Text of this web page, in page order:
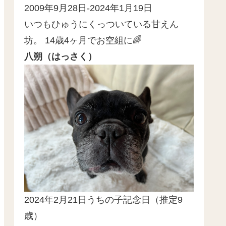
2009年9月28日-2024年1月19日
いつもひゅうにくっついている甘えん
坊。 14歳4ヶ月でお空組に🌈
八朔（はっさく）
2024年2月21日うちの子記念日（推定9
歳）